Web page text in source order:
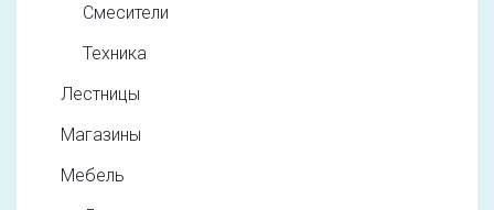
Смесители
Техника
Лестницы
Магазины
Мебель